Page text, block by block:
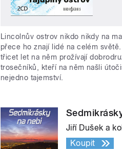
Lincolnův ostrov nikdo nikdy na
přece ho znají lidé na celém
třicet let na něm prožívají
trosečníků, kteří na něm našli
nejedno tajemství.
Jiří Dušek a
Koupit